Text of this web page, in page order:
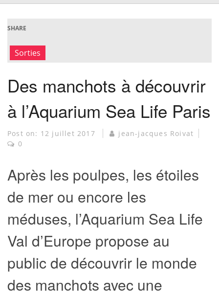
SHARE
Sorties
Des manchots à découvrir
à l’Aquarium Sea Life Paris
Post on: 12 juillet 2017
jean-jacques Roivat
0
Après les poulpes, les étoiles
de mer ou encore les
méduses, l’Aquarium Sea Life
Val d’Europe propose au
public de découvrir le monde
des manchots avec une